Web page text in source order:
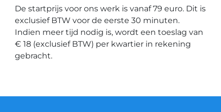
De startprijs voor ons werk is vanaf 79 euro. Dit is
exclusief BTW voor de eerste 30 minuten.
Indien meer tijd nodig is, wordt een toeslag van
€ 18 (exclusief BTW) per kwartier in rekening
gebracht.